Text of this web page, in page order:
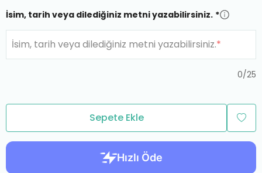
İsim, tarih veya dilediğiniz metni yazabilirsiniz. *
İsim, tarih veya dilediğiniz metni yazabilirsiniz.*
0/25
Sepete Ekle